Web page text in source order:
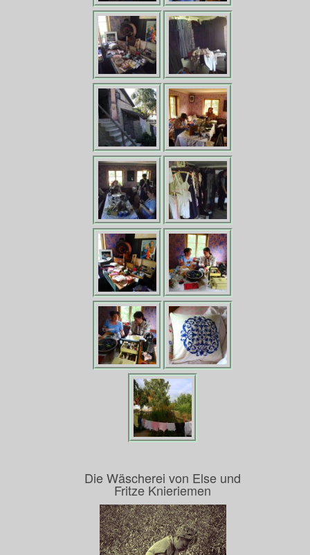
Die Wäscherei von Else und
Fritze Knieriemen